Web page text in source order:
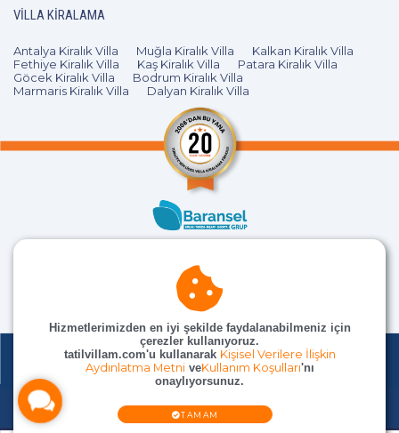
VILLA KIRALAMA
Antalya Kiralık Villa Muğla Kiralık Villa
Kalkan Kiralık Villa
Fethiye Kiralık Villa
Kaş Kiralık Villa
Patara Kiralık Villa
Göcek Kiralık Villa
Bodrum Kiralık Villa
Marmaris Kiralık Villa
Dalyan Kiralık Villa
© TatilVillam Tüm Hakları Saklıdır
Hizmetlerimizden en iyi şekilde faydalanabilmeniz için
çerezler kullanıyoruz.
tatilvillam.com'u kullanarak Kişisel Verilere İlişkin
Aydınlatma MetniveKullanım Koşulları'nı
onaylıyorsunuz.
TAMAM